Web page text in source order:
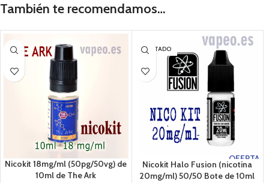
También te recomendamos…
Nicokit 18mg/ml (50pg/50vg) de
10ml de The Ark
AGOTADO
OFERTA
Nicokit Halo Fusion (nicotina
20mg/ml) 50/50 Bote de 10ml